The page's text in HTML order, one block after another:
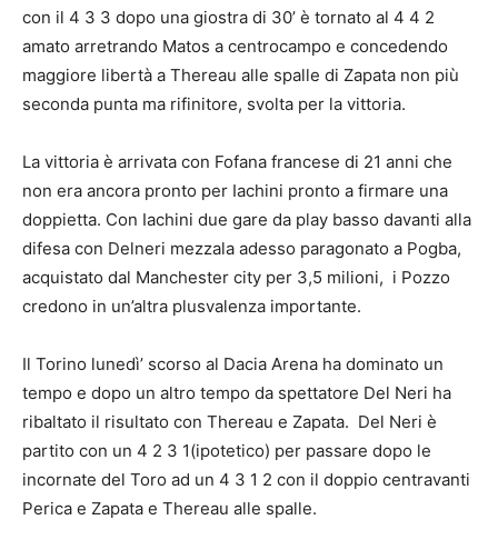
con il 4 3 3 dopo una giostra di 30’ è tornato al 4 4 2
amato arretrando Matos a centrocampo e concedendo
maggiore libertà a Thereau alle spalle di Zapata non più
seconda punta ma rifinitore, svolta per la vittoria.
La vittoria è arrivata con Fofana francese di 21 anni che
non era ancora pronto per Iachini pronto a firmare una
doppietta. Con Iachini due gare da play basso davanti alla
difesa con Delneri mezzala adesso paragonato a Pogba,
acquistato dal Manchester city per 3,5 milioni, i Pozzo
credono in un’altra plusvalenza importante.
Il Torino lunedì’ scorso al Dacia Arena ha dominato un
tempo e dopo un altro tempo da spettatore Del Neri ha
ribaltato il risultato con Thereau e Zapata. Del Neri è
partito con un 4 2 3 1(ipotetico) per passare dopo le
incornate del Toro ad un 4 3 1 2 con il doppio centravanti
Perica e Zapata e Thereau alle spalle.